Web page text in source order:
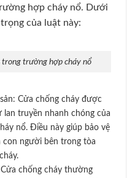
hợp cháy nổ. Dưới
của luật này:
trong trường hợp cháy nổ
Cửa chống cháy được
lan truyền nhanh chóng của
nổ. Điều này giúp bảo vệ
con người bên trong tòa
chống cháy thường